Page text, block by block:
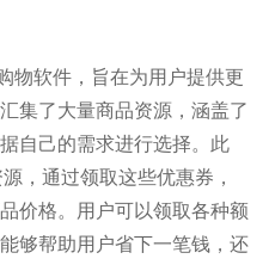
物软件，旨在为用户提供更
集了大量商品资源，涵盖了
自己的需求进行选择。此
源，通过领取这些优惠券，
价格。用户可以领取各种额
够帮助用户省下一笔钱，还